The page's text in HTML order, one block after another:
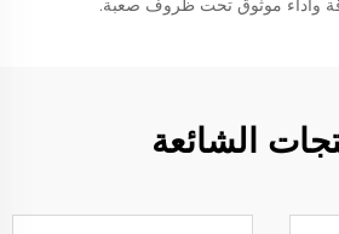
وأداء موثوق تحت ظروف صعبة.
الشائعة